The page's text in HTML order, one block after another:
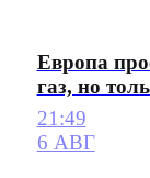
Европа
газ, но
21:49
6 АВГ